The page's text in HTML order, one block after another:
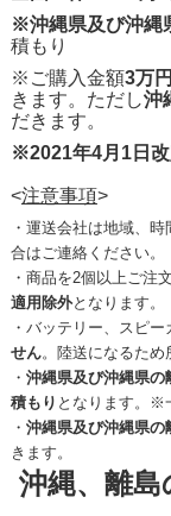
※沖縄県及び沖縄
積もり
※ご購入金額3万
きます。ただし沖
だきます。
※2021年4月1日
<注意事項>
・運送会社は地域、
合はご連絡ください。
・商品を2個以上ご注
適用除外となります。
・バッテリー、スピ
せん。陸送になるため
・ 沖縄県及び沖縄県の
積もり となります。※
・ 沖縄県及び沖縄県の
きます。
沖縄、離